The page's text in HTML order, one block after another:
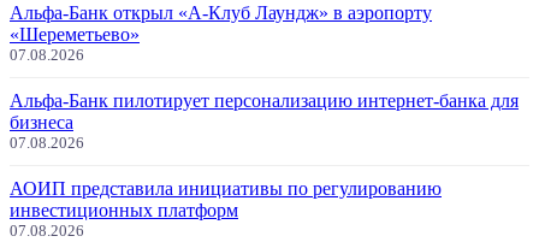
Альфа-Банк открыл «А-Клуб Лаундж» в аэропорту
«Шереметьево»
07.08.2026
Альфа-Банк пилотирует персонализацию интернет-банка для
бизнеса
07.08.2026
АОИП представила инициативы по регулированию
инвестиционных платформ
07.08.2026